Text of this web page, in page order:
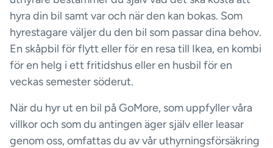
hyra din bil samt var och när den kan bokas. Som
hyrestagare väljer du den bil som passar dina behov.
En skåpbil för flytt eller för en resa till Ikea, en kombi
för en helg i ett fritidshus eller en husbil för en
veckas semester söderut.
När du hyr ut en bil på GoMore, som uppfyller våra
villkor och som du antingen äger själv eller leasar
genom oss, omfattas du av vår uthyrningsförsäkring